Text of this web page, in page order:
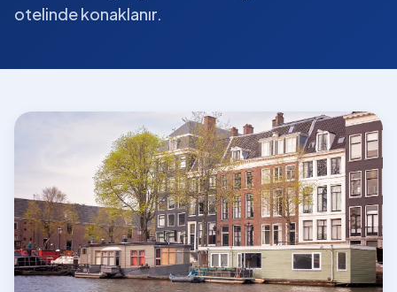
otelinde konaklanır.